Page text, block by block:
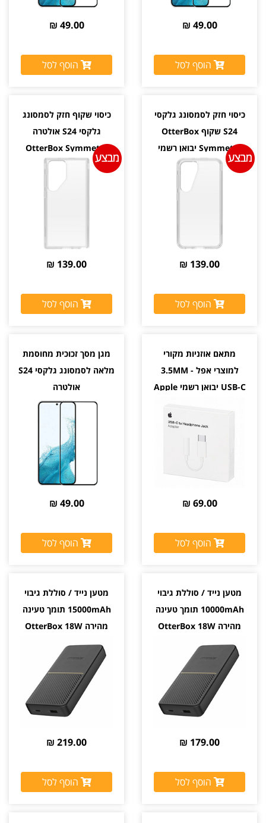
49.00 ₪
הוסף לסל
49.00 ₪
הוסף לסל
כיסוי חזק לסמסונג גלקסי
S24 שקוף OtterBox
Symmetry יבואן רשמי
139.00 ₪
הוסף לסל
כיסוי שקוף חזק לסמסונג
גלקסי S24 אולטרה
OtterBox Symmetry
יבואן רשמי
139.00 ₪
הוסף לסל
מתאם אוזניות מקורי
למוצרי אפל 3.5MM -
USB-C יבואן רשמי Apple
69.00 ₪
הוסף לסל
מגן מסך זכוכית מחוסמת
מלאה לסמסונג גלקסי S24
אולטרה
49.00 ₪
הוסף לסל
מטען נייד / סוללת גיבוי
10000mAh תומך טעינה
מהירה OtterBox 18W
179.00 ₪
הוסף לסל
מטען נייד / סוללת גיבוי
15000mAh תומך טעינה
מהירה OtterBox 18W
219.00 ₪
הוסף לסל